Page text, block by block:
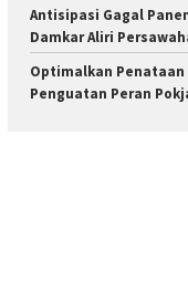
Antisipasi Gagal
Damkar Aliri
Optimalkan Penataan
Penguatan Peran